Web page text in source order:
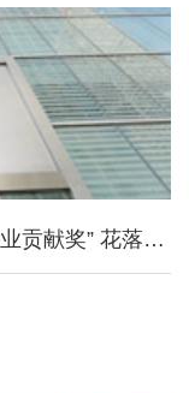
卓越源自专业——“中国人才测评专业贡献奖” 花落ATA选才